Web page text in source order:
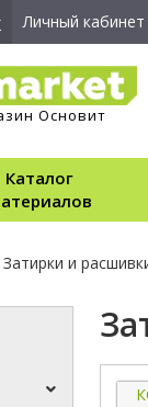
Личный кабинет
Основит
Каталог
Затирки и